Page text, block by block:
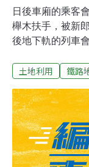
日後車廂的乘客
櫸木扶手，被新
後地下軌的列車
一個家經過家，
角落讓怪手翻閱
彎 經過家，而整
進入一座幸福商
回去那一棟被另
回到一紙鎖上家
土地利用 鐵路